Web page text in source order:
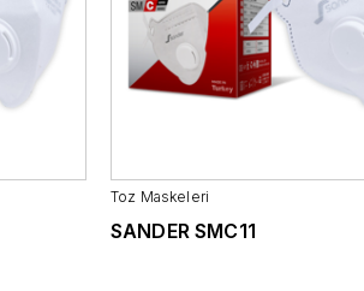
Madencilik Sanayi Kimya ve Petrol
Toz Maskeleri
SANDER SMC11